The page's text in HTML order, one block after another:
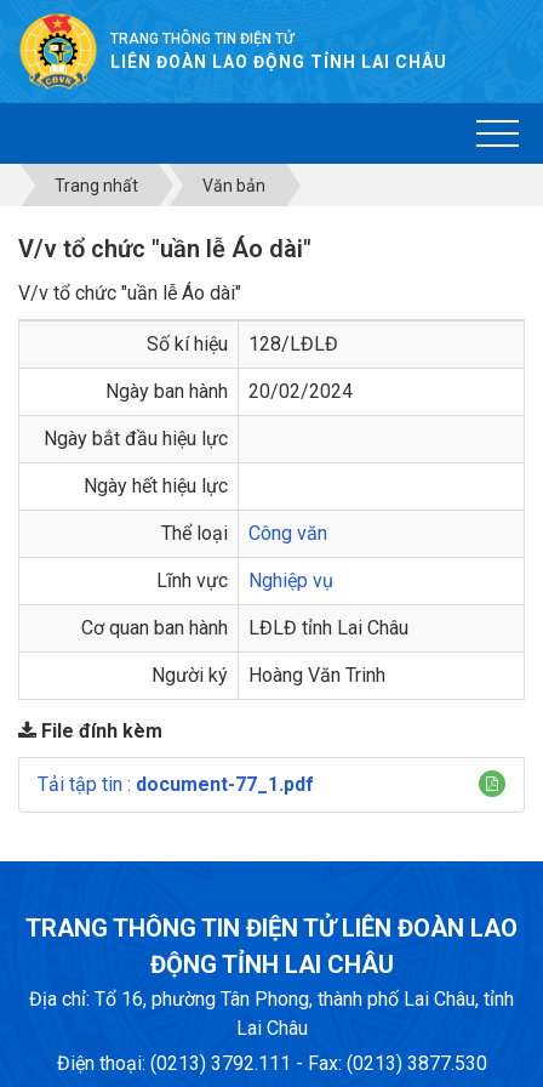
TRANG THÔNG TIN ĐIỆN TỬ
LIÊN ĐOÀN LAO ĐỘNG TỈNH LAI CHÂU
Trang nhất Văn bản
V/v tổ chức "uần lễ Áo dài"
V/v tổ chức "uần lễ Áo dài"
Số kí hiệu 128/LĐLĐ
Ngày ban hành 20/02/2024
Ngày bắt đầu hiệu lực
Ngày hết hiệu lực
Thể loại Công văn
Lĩnh vực Nghiệp vụ
Cơ quan ban hành LĐLĐ tỉnh Lai Châu
Người ký Hoàng Văn Trinh
File đính kèm
Tải tập tin : document-77_1.pdf
TRANG THÔNG TIN ĐIỆN TỬ LIÊN ĐOÀN LAO
ĐỘNG TỈNH LAI CHÂU
Địa chỉ: Tổ 16, phường Tân Phong, thành phố Lai Châu, tỉnh
Lai Châu
Điện thoại: (0213) 3792.111 - Fax: (0213) 3877.530